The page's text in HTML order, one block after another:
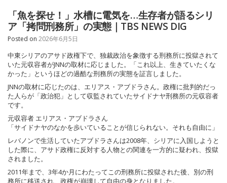
「魚を探せ！」水槽に電気を…生存者が語るシリ
ア「拷問刑務所」の実態｜TBS NEWS DIG
Posted on 2026年6月5日
中東シリアのアサド政権下で、独裁政治を象徴する刑務所に投獄されて
いた元収容者がJNNの取材に応じました。「これ以上、生きていたくな
かった」というほどの過酷な刑務所の実態を証言しました。
JNNの取材に応じたのは、エリアス・アブドラさん。政権に批判的だっ
た人らが「政治犯」として収監されていたサイドナヤ刑務所の元収容者
です。
元収容者 エリアス・アブドラさん
「サイドナヤのなかを歩いていることが信じられない。それも自由に」
レバノンで生活していたアブドラさんは2008年、シリアに入国しようと
した際に、アサド政権に反対する人物との関連を一方的に疑われ、投獄
されました。
2011年まで、3年4か月にわたってこの刑務所に投獄された後、別の刑
務所に移送され、政権が崩壊して自由の身となりました。